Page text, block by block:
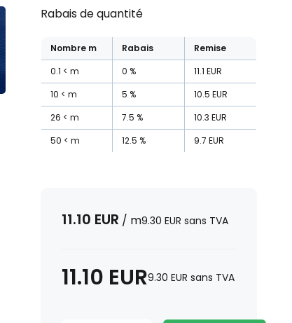
Rabais de quantité
Nombre m Rabais
Remise
0.1
m 0 % 11.1 EUR
10
m 5 % 10.5 EUR
26
m 7.5 % 10.3 EUR
50
m 12.5 % 9.7 EUR
11.10 EUR / m9.30 EUR sans TVA
11.10 EUR9.30 EUR sans TVA